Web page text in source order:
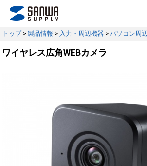
トップ> 製品情報 > 入力・周辺機器 > パソコン周
ワイヤレス広角WEBカメラ